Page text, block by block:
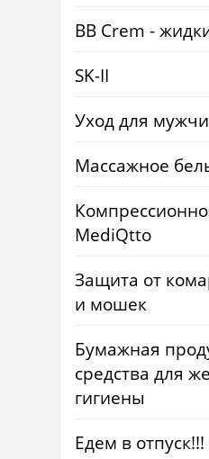
BB Crem -
SK-II
Уход для
Массажное
MediQtto
Защита от
и мошек
Бумажная
средства для
гигиены
Едем в отпуск!!!